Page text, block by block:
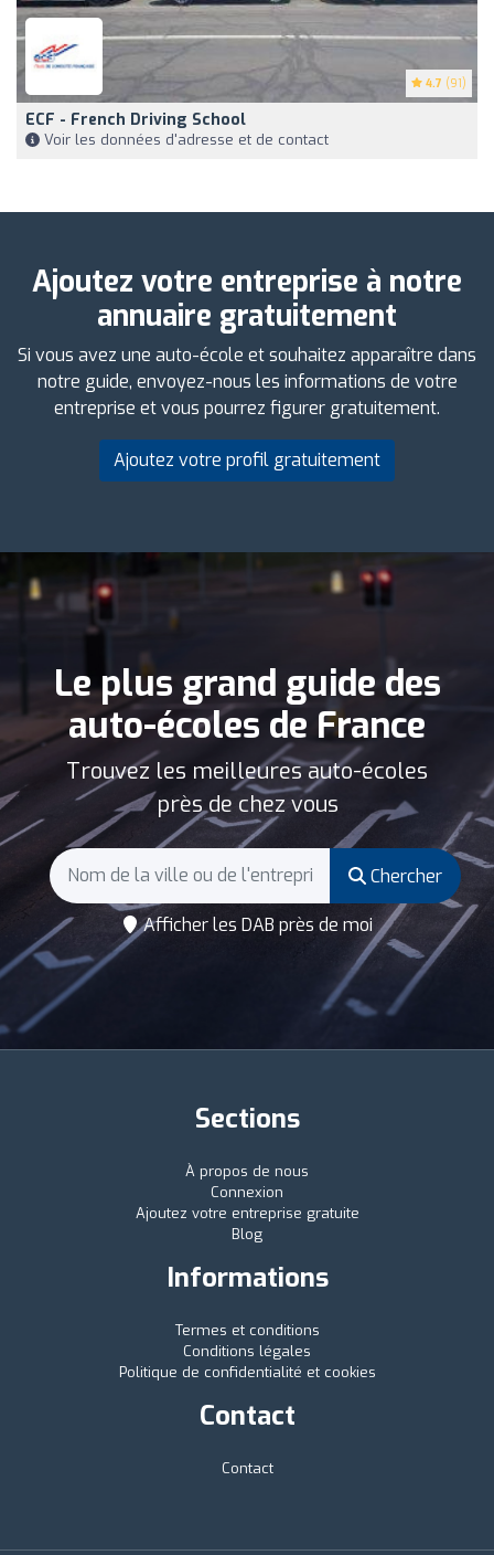
4.7 (91)
ECF - French Driving School
Voir les données d'adresse et de contact
Ajoutez votre entreprise à notre
annuaire gratuitement
Si vous avez une auto-école et souhaitez apparaître dans
notre guide, envoyez-nous les informations de votre
entreprise et vous pourrez figurer gratuitement.
Ajoutez votre profil gratuitement
Le plus grand guide des
auto-écoles de France
Trouvez les meilleures auto-écoles
près de chez vous
Chercher
Afficher les DAB près de moi
Sections
À propos de nous
Connexion
Ajoutez votre entreprise gratuite
Blog
Informations
Termes et conditions
Conditions légales
Politique de confidentialité et cookies
Contact
Contact